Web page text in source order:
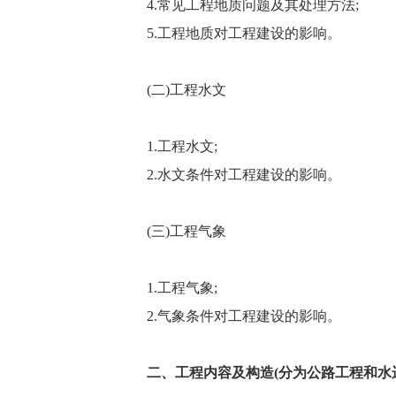
4.常见工程地质问题及其处理方法;
5.工程地质对工程建设的影响。
(二)工程水文
1.工程水文;
2.水文条件对工程建设的影响。
(三)工程气象
1.工程气象;
2.气象条件对工程建设的影响。
二、工程内容及构造(分为公路工程和水